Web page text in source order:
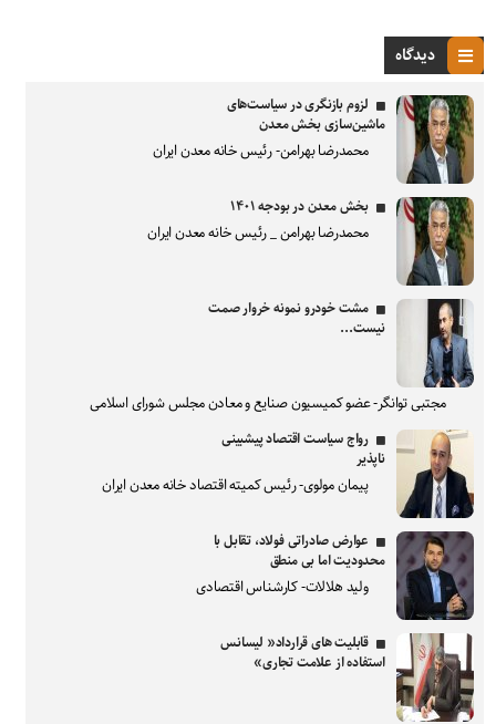
دیدگاه
لزوم بازنگری در سیاست‌های
ماشین‌سازی بخش معدن
محمدرضا بهرامن- رئیس خانه معدن ایران
بخش معدن در بودجه ۱۴۰۱
محمدرضا بهرامن _ رئیس خانه معدن ایران
مشت خودرو نمونه خروار صمت
نیست...
مجتبی توانگر- عضو کمیسیون صنایع و معادن مجلس شورای اسلامی
رواج سیاست اقتصاد پیشبینی
ناپذیر
پیمان مولوی- رئیس کمیته اقتصاد خانه معدن ایران
عوارض صادراتی فولاد، تقابل با
محدودیت اما بی منطق
ولید هلالات- کارشناس اقتصادی
قابلیت های قرارداد« لیسانس
استفاده از علامت تجاری»